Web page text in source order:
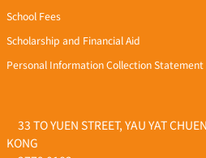
33 TO YUEN STREET, YAU YAT
KONG
School Fees
Scholarship and Financial Aid
Personal Information Collection Statement